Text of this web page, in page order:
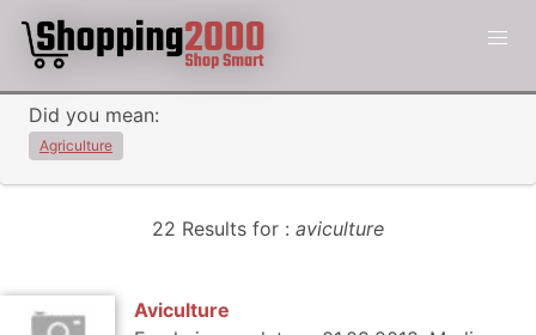
Did you mean:
Agriculture
22 Results for : aviculture
Aviculture